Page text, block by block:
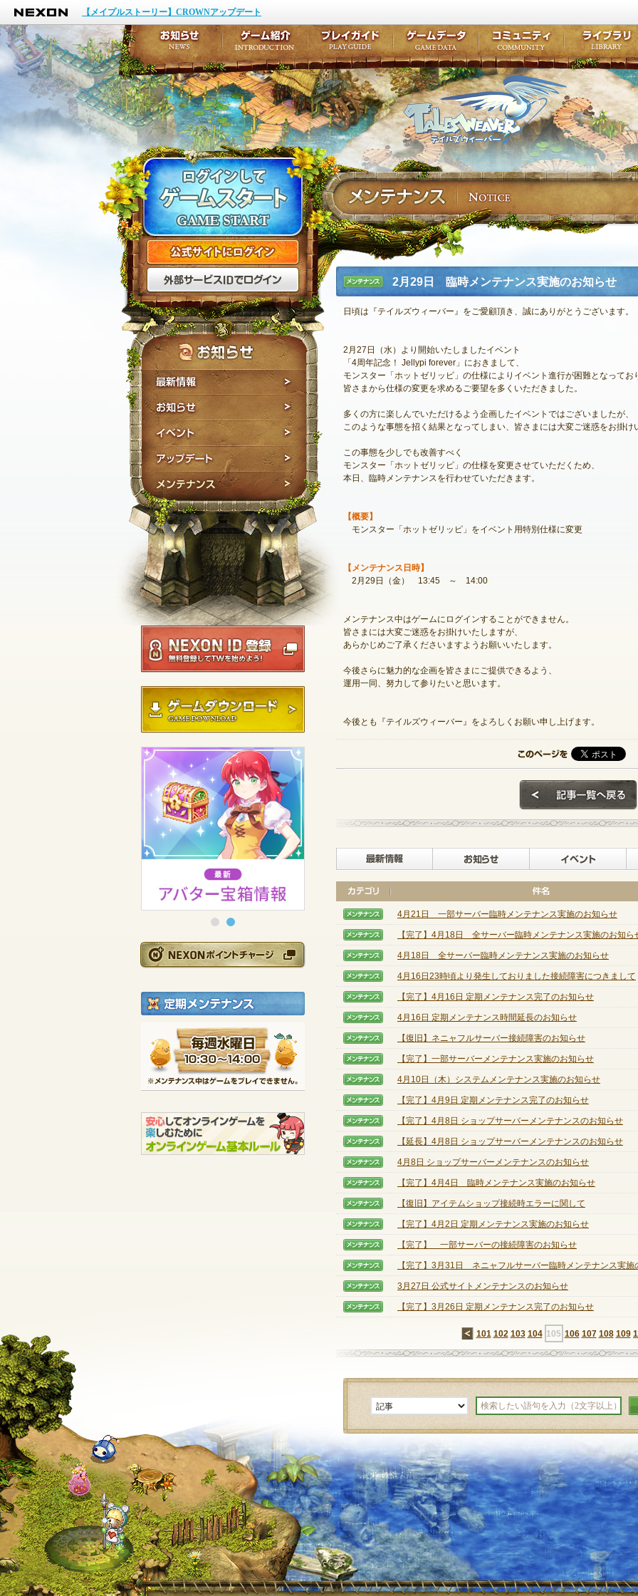
NEXON
【メイプルストーリー】CROWNアップデート
テイル
公式サイトにログイン
外部サービスIDでログイン
最新情報
イベント
アップデート
メンテナンス
NEXON ID登録
NEXONポイントチャージ
定期メンテナンス
毎週水曜日 10:30～14:00
※メンテナンス中はゲームをプレイできません。
メンテナ
ンス
2月29日 臨時メンテナンス実施のお知らせ
日頃は『テイルズウィーバー』をご愛顧頂き、誠にありがとうございます。
2月27日（水）より開始いたしましたイベント
「4周年記念！ Jellypi forever」におきまして、
モンスター「ホットゼリッピ」の仕様によりイベント進行が困難となってお
皆さまから仕様の変更を求めるご要望を多くいただきました。
多くの方に楽しんでいただけるよう企画したイベントではございましたが、
このような事態を招く結果となってしまい、皆さまには大変ご迷惑をお掛け
この事態を少しでも改善すべく
モンスター「ホットゼリッピ」の仕様を変更させていただくため、
本日、臨時メンテナンスを行わせていただきます。
【概要】
モンスター「ホットゼリッピ」をイベント用特別仕様に変更
【メンテナンス日時】
2月29日（金） 13:45 ～ 14:00
メンテナンス中はゲームにログインすることができません。
皆さまには大変ご迷惑をお掛けいたしますが、
あらかじめご了承くださいますようお願いいたします。
今後さらに魅力的な企画を皆さまにご提供できるよう、
運用一同、努力して参りたいと思います。
今後とも『テイルズウィーバー』をよろしくお願い申し上げます。
最新情報 お知らせ
【メンテナンス】
4月21日 一部サーバー臨時メンテナンス実施のお知らせ
【メンテナンス】
【完了】4月18日 全サーバー臨時メンテナンス実施のお知ら
【メンテナンス】
4月18日 全サーバー臨時メンテナンス実施のお知らせ
【メンテナンス】
4月16日23時頃より発生しておりました接続障害につきまして
【メンテナンス】
【完了】4月16日 定期メンテナンス完了のお知らせ
【メンテナンス】
4月16日 定期メンテナンス時間延長のお知らせ
【メンテナンス】
【復旧】ネニャフルサーバー接続障害のお知らせ
【メンテナンス】
【完了】一部サーバーメンテナンス実施のお知らせ
【メンテナンス】
4月10日（木）システムメンテナンス実施のお知らせ
【メンテナンス】
【完了】4月9日 定期メンテナンス完了のお知らせ
【メンテナンス】
【完了】4月8日 ショップサーバーメンテナンスのお知らせ
【メンテナンス】
【延長】4月8日 ショップサーバーメンテナンスのお知らせ
【メンテナンス】
4月8日 ショップサーバーメンテナンスのお知らせ
【メンテナンス】
【完了】4月4日 臨時メンテナンス実施のお知らせ
【メンテナンス】
【復旧】アイテムショップ接続時エラーに関して
【メンテナンス】
【完了】4月2日 定期メンテナンス実施のお知らせ
【メンテナンス】
【完了】 一部サーバーの接続障害のお知らせ
【メンテナンス】
【完了】3月31日 ネニャフルサーバー臨時メンテナンス実施
【メンテナンス】
3月27日 公式サイトメンテナンスのお知らせ
【メンテナンス】
【完了】3月26日 定期メンテナンス完了のお知らせ
←
101 102 103 104 105 106 107 108 109
お知らせ
イベント
アップデート
メンテナンス
ゲーム紹介
ここだけは知っておこうプレイガイド
ワープポイント
ゲームデータ
ルーンスキル
コミュニティ
コミュニテ